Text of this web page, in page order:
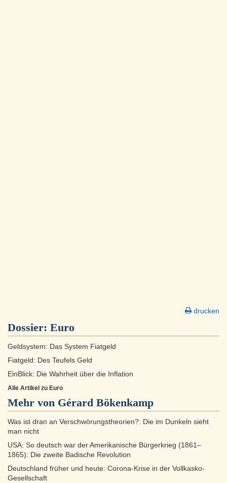
drucken
Dossier: Euro
Geldsystem: Das System Fiatgeld
Fiatgeld: Des Teufels Geld
EinBlick: Die Wahrheit über die Inflation
Alle Artikel zu Euro
Mehr von Gérard Bökenkamp
Was ist dran an Verschwörungstheorien?: Die im Dunkeln sieht
man nicht
USA: So deutsch war der Amerikanische Bürgerkrieg (1861–
1865): Die zweite Badische Revolution
Deutschland früher und heute: Corona-Krise in der Vollkasko-
Gesellschaft